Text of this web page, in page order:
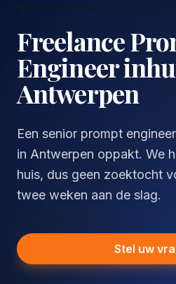
Freelance
Engineer
Antwerpen
Een senior prompt
in Antwerpen oppakt. We
huis, dus geen zoektocht
twee weken aan de slag.
Stel uw